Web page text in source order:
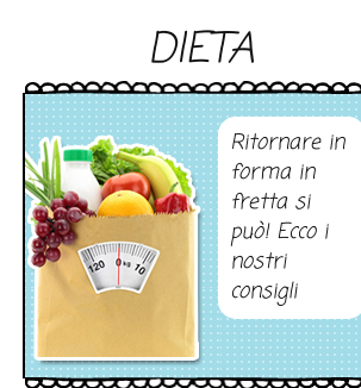
DIETA
Ritornare in
forma in
fretta si
può! Ecco i
nostri
consigli